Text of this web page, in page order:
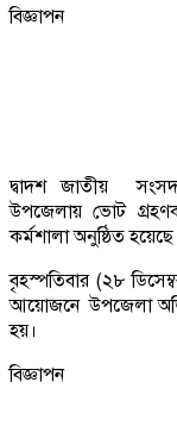
বিজ্ঞাপন
দ্বাদশ জাতীয়
উপজেলায় ভোট
কর্মশালা অনুষ্ঠিত
বৃহস্পতিবার (২৮
আয়োজনে উপজেলা
হয়।
বিজ্ঞাপন